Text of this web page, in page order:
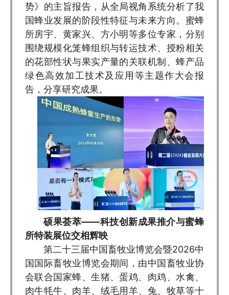
势》的主旨报告，从全局视角系统分析了我
国蜂业发展的阶段性特征与未来方向。蜜蜂
所房宇、黄家兴、方小明等多位专家，分别
围绕规模化笼蜂组织与转运技术、授粉相关
的花部性状与果实产量的关联机制、蜂产品
绿色高效加工技术及应用等主题作大会报
告，分享研究成果。
硕果荟萃——科技创新成果推介与蜜蜂
所特装展位交相辉映
第二十三届中国畜牧业博览会暨2026中
国国际畜牧业博览会期间，由中国畜牧业协
会联合国家蜂、生猪、蛋鸡、肉鸡、水禽、
肉牛牦牛、肉羊、绒毛用羊、兔、牧草等十